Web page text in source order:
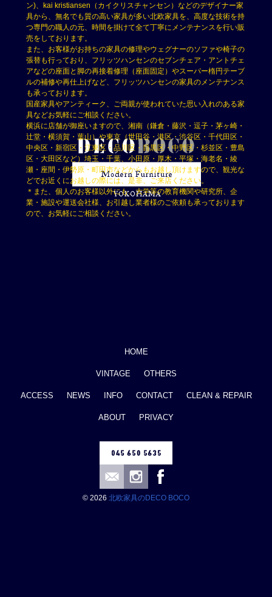
ン)、kai kristiansen（カイクリスチャンセン）などのデザイナー家
具から、無名でも質の高い家具が多い北欧家具を、高度な技術を持
つ専門の職人の元、時間を掛けて全て丁寧にメンテナンスを行い販
売をしております。
また、お客様がお持ちの家具の修理やウェグナーのソファや椅子の
張替も行っており、フリッツハンセンのセブンチェア・アントチェ
アなどの座面と脚の再接着修理（座面固定）やスーパー楕円テーブ
ルの補修や再仕上げなど、フリッツハンセンの家具のメンテナンス
も承っております。
国産家具やアンティーク、ご両親が使われていた思い入れのある家
具などお気軽にご相談ください。
横浜に店舗が御座いますので、湘南（鎌倉・藤沢・逗子・茅ヶ崎・
辻堂・横須賀・葉山）や東京（世田谷・港区・渋谷区・千代田区・
中央区・新宿区・江東区・品川区・目黒区・中野区・杉並区・豊島
区・大田区など）埼玉・千葉、小田原・厚木・平塚・海老名・綾
瀬・座間・伊勢原・町田市などからもお越し頂けますので、観光な
どでお近くにお越しの際には、是非、ご来店ください。
＊また、個人のお客様以外にも、大学等の教育機関や研究所、企
業・施設や運送会社様、お引越し業者様のご依頼も承っております
ので、お気軽にご相談ください。
HOME
VINTAGE OTHERS
ACCESS NEWS INFO CONTACT CLEAN & REPAIR
ABOUT PRIVACY
© 2026 北欧家具のDECO BOCO